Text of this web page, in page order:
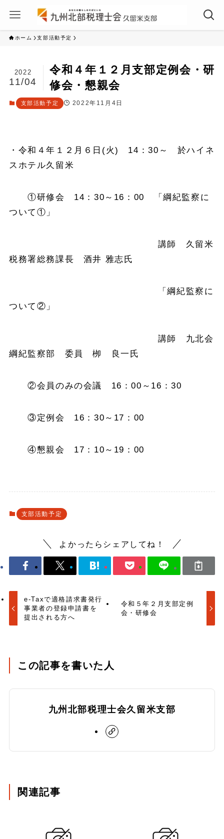
ホーム 支部活動予定
令和４年１２月支部定例会・研
修会・懇親会
2022
11/04
支部活動予定 2022年11月4日
・令和４年１２月６日(火) 14：30～ 於ハイネ
スホテル久留米
①研修会 14：30～16：00 「綱紀監察に
ついて①」
講師 久留米
税務署総務課長 酒井 雅志氏
「綱紀監察に
ついて②」
講師 九北会
綱紀監察部 委員 栁 良一氏
②会員のみの会議 16：00～16：30
③定例会 16：30～17：00
④懇親会 17：10～19：00
支部活動予定
よかったらシェアしてね！
e-Taxで適格請求書発行
事業者の登録申請書を
提出される方へ
令和５年２月支部定例
会・研修会
この記事を書いた人
九州北部税理士会久留米支部
関連記事